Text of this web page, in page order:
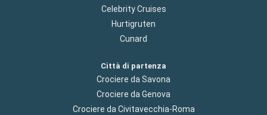
Celebrity Cruises
Hurtigruten
Cunard
Città di partenza
Crociere da Savona
Crociere da Genova
Crociere da Civitavecchia-Roma